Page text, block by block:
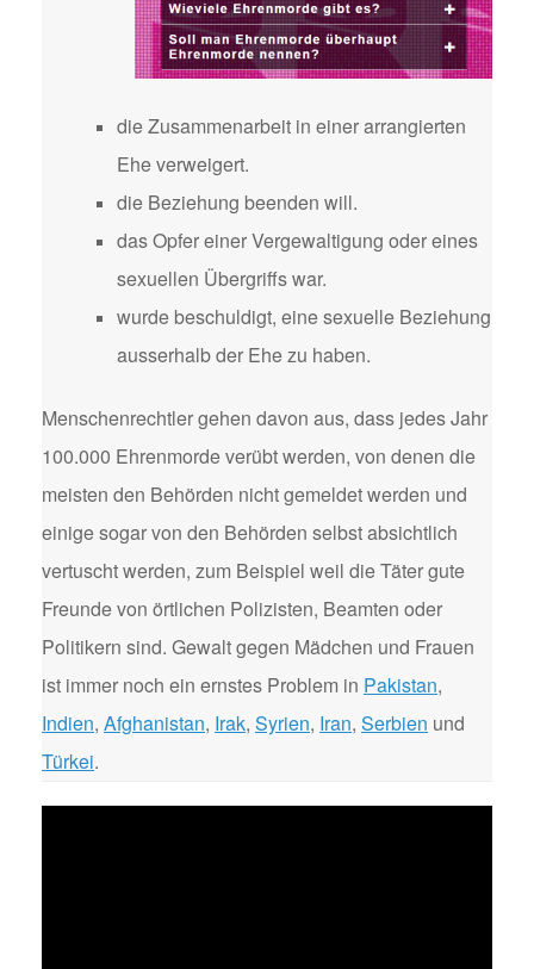
die Zusammenarbeit in einer arrangierten
Ehe verweigert.
die Beziehung beenden will.
das Opfer einer Vergewaltigung oder eines
sexuellen Übergriffs war.
wurde beschuldigt, eine sexuelle Beziehung
ausserhalb der Ehe zu haben.
Menschenrechtler gehen davon aus, dass jedes Jahr
100.000 Ehrenmorde verübt werden, von denen die
meisten den Behörden nicht gemeldet werden und
einige sogar von den Behörden selbst absichtlich
vertuscht werden, zum Beispiel weil die Täter gute
Freunde von örtlichen Polizisten, Beamten oder
Politikern sind. Gewalt gegen Mädchen und Frauen
ist immer noch ein ernstes Problem in Pakistan,
Indien, Afghanistan, Irak, Syrien, Iran, Serbien und
Türkei.